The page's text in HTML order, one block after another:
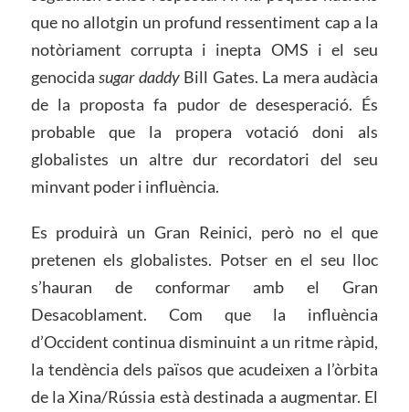
que no allotgin un profund ressentiment cap a la
notòriament corrupta i inepta OMS i el seu
genocidasugar daddyBill Gates. La mera audàcia
de la proposta fa pudor de desesperació. És
probable que la propera votació doni als
globalistes un altre dur recordatori del seu
minvant poder i influència.
Es produirà un Gran Reinici, però no el que
pretenen els globalistes. Potser en el seu lloc
s’hauran de conformar amb el Gran
Desacoblament. Com que la influència
d’Occident continua disminuint a un ritme ràpid,
la tendència dels països que acudeixen a l’òrbita
de la Xina/Rússia està destinada a augmentar. El